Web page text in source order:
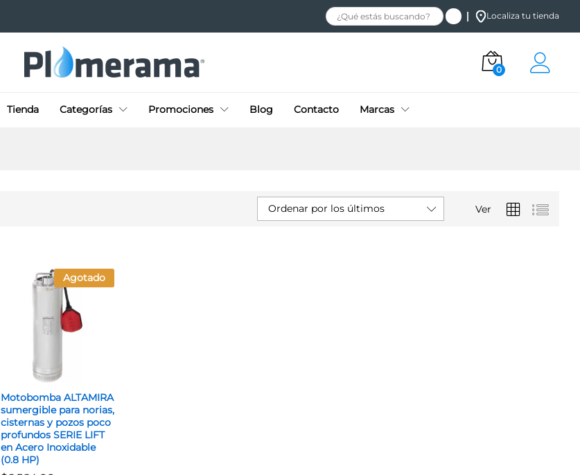
Localiza tu tienda
0
Tienda Categorías Promociones Blog Contacto Marcas
Ver
Ordenar por los últimos
Agotado
Motobomba ALTAMIRA
sumergible para norias,
cisternas y pozos poco
profundos SERIE LIFT
en Acero Inoxidable
(0.8 HP)